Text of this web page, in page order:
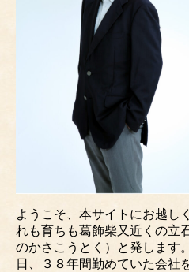
ようこそ、本サイトにお越し
れも育ちも葛飾柴又近くの立
のかさこうとく）と発します
日、３８年間勤めていた会社